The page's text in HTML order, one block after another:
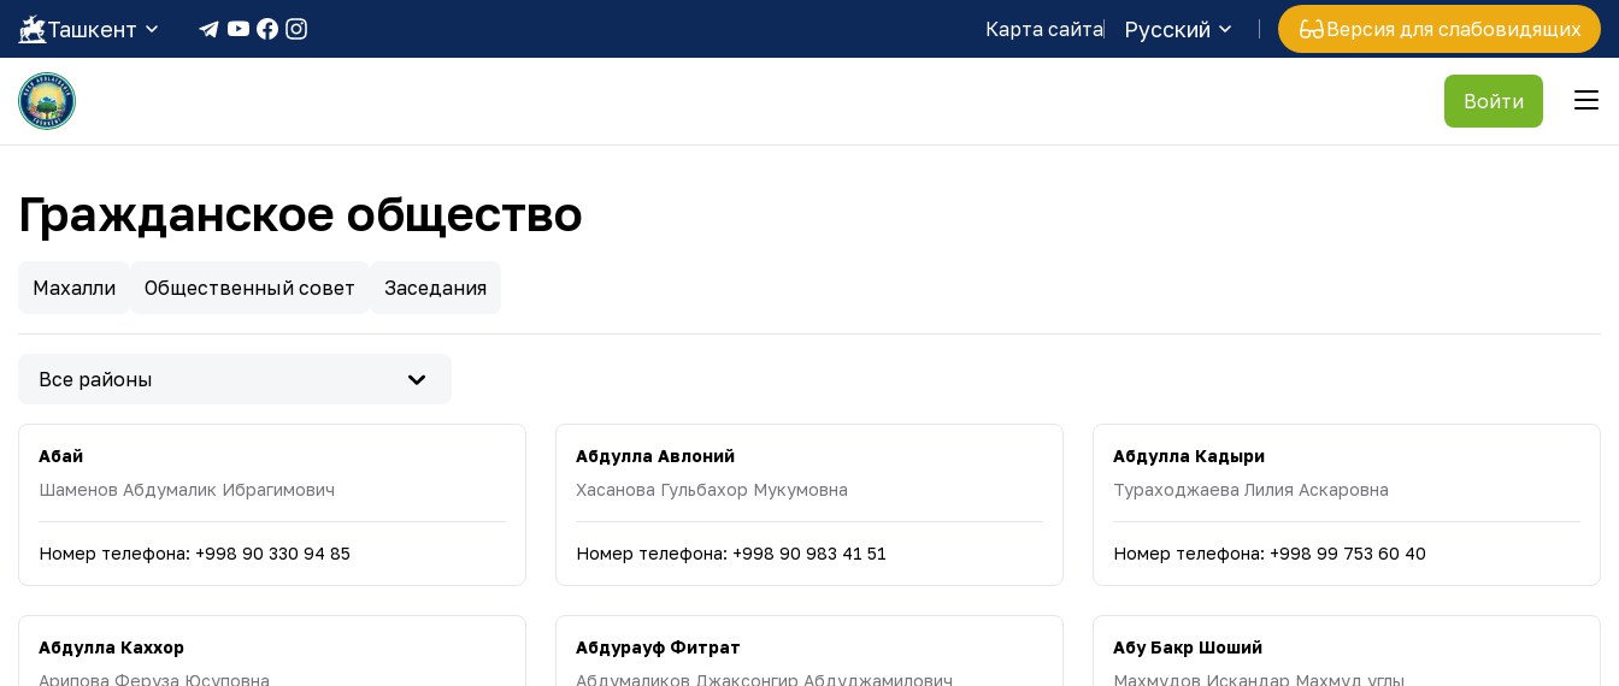
Ташкент Карта сайта Русский Версия для слабовидящих
Войти
Гражданское общество
Махалли Общественный совет Заседания
Все районы
Абай
Шаменов Абдумалик Ибрагимович
Номер телефона: +998 90 330 94 85
Абдулла Авлоний
Хасанова Гульбахор Мукумовна
Номер телефона: +998 90 983 41 51
Абдулла Кадыри
Тураходжаева Лилия Аскаровна
Номер телефона: +998 99 753 60 40
Абдулла Каххор
Арипова Феруза Юсуповна
Абдурауф Фитрат
Абдумаликов Джаксонгир Абдуджамилович
Абу Бакр Шоший
Махмудов Искандар Махмуд углы